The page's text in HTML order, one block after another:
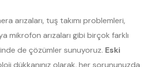
arızaları, tuş takımı problemleri,
mikrofon arızaları gibi birçok farklı
de çözümler sunuyoruz. Eski